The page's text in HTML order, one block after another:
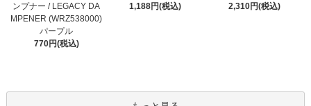
ンプナー / LEGACY DA
MPENER (WRZ538000)
パープル
770円(税込)
1,188円(税込)
2,310円(税込)